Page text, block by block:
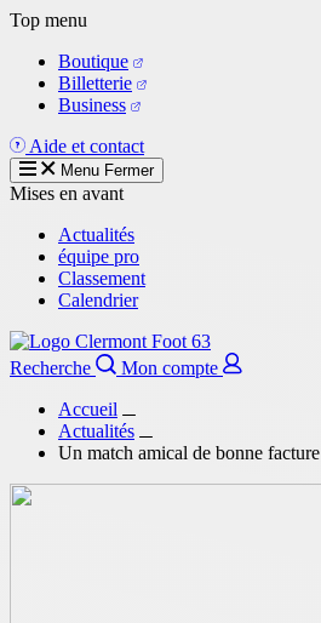
Aller
contenu
principal
Top menu
Boutique
Billetterie
Business
Aide et contact
Menu Fermer
Mises en avant
Actualités
équipe pro
Classement
Calendrier
Recherche
Mon compte
Accueil
Actualités
Un match amical de bonne facture